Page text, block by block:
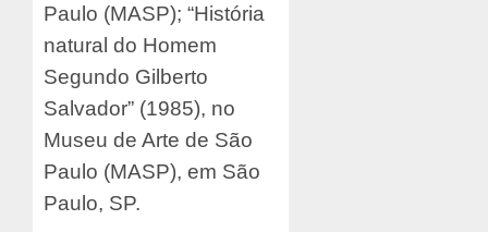
Paulo (MASP); “História
natural do Homem
Segundo Gilberto
Salvador” (1985), no
Museu de Arte de São
Paulo (MASP), em São
Paulo, SP.